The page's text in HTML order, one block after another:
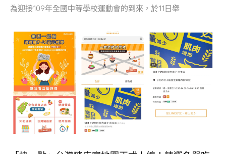
為迎接109年全國中等學校運動會的到來，於11日舉